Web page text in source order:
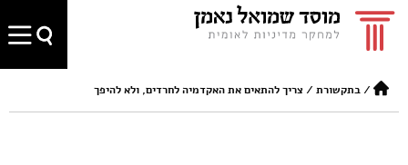
/בתקשורת /צריך להתאים את האקדמיה לחרדים, ולא להיפך